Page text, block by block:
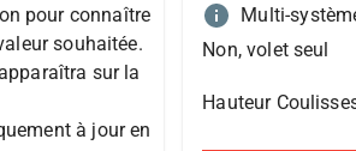
pour connaître
souhaitée.
sur la
à jour en
Multi-
Non, volet seul
Hauteur